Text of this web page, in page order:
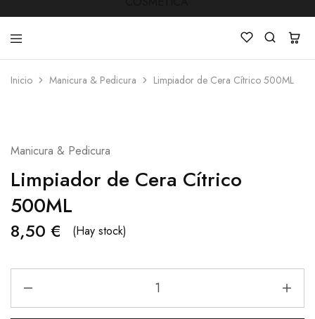
,Peluquería
Mobiliarios
,
Inicio Manicura & Pedicura Limpiador de Cera Cítrico 500ML
Manicura & Pedicura
Limpiador de Cera Cítrico
500ML
8,50 € (Hay stock)
Cera